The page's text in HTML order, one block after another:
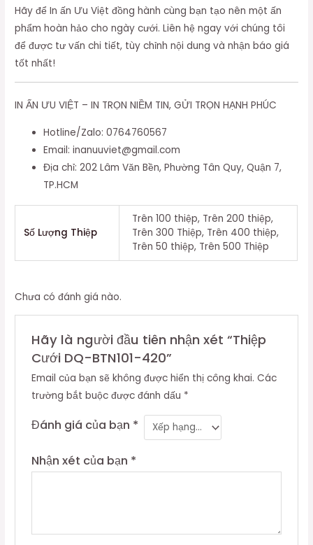
Hãy để In ấn Ưu Việt đồng hành cùng bạn tạo nên một ấn
phẩm hoàn hảo cho ngày cưới. Liên hệ ngay với chúng tôi
để được tư vấn chi tiết, tùy chỉnh nội dung và nhận báo giá
tốt nhất!
IN ẤN ƯU VIỆT – IN TRỌN NIỀM TIN, GỬI TRỌN HẠNH PHÚC
Hotline/Zalo: 0764760567
Email: inanuuviet@gmail.com
Địa chỉ: 202 Lâm Văn Bền, Phường Tân Quy, Quận 7,
TP.HCM
Số Lượng Thiệp
Trên 100 thiệp, Trên 200 thiệp,
Trên 300 Thiệp, Trên 400 thiệp,
Trên 50 thiệp, Trên 500 Thiệp
Chưa có đánh giá nào.
Hãy là người đầu tiên nhận xét “Thiệp
Cưới DQ-BTN101-420”
Email của bạn sẽ không được hiển thị công khai. Các
trường bắt buộc được đánh dấu *
Đánh giá của bạn *
Nhận xét của bạn *